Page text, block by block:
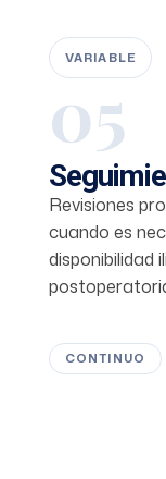
VARIABLE
05
Revisiones
cuando es
disponibilidad
CONTINUO